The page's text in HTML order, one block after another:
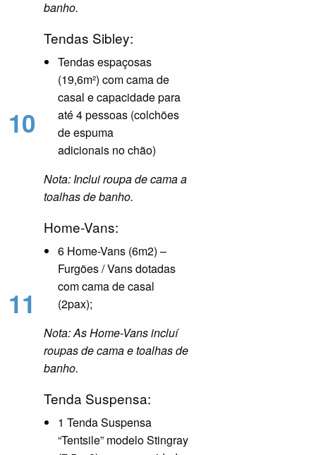
banho.
10
Tendas Sibley:
Tendas espaçosas
(19,6m²) com cama de
casal e capacidade para
até 4 pessoas (colchões
de espuma
adicionais no chão)
Nota: Inclui roupa de cama a
toalhas de banho.
11
Home-Vans:
6 Home-Vans (6m2) –
Furgões / Vans dotadas
com cama de casal
(2pax);
Nota: As Home-Vans incluí
roupas de cama e toalhas de
banho.
Tenda Suspensa:
1 Tenda Suspensa
“Tentsile” modelo Stingray